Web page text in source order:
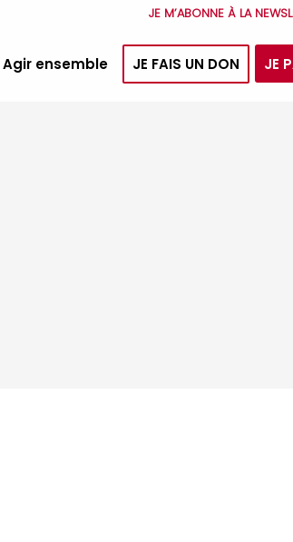
JE M’ABONNE À LA
Agir ensemble JE FAIS UN DON JE